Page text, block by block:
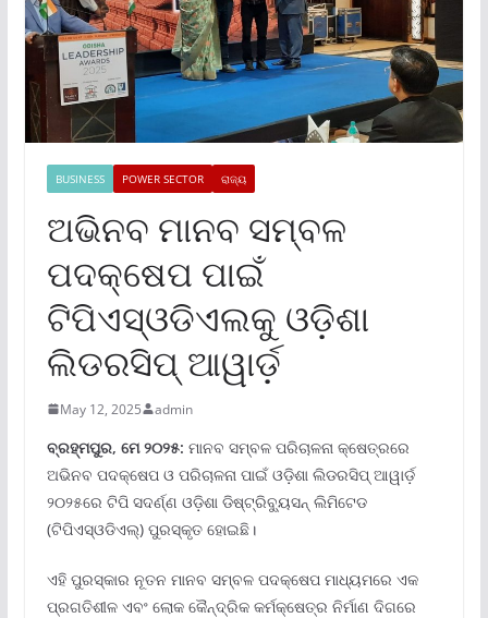
BUSINESS POWER SECTOR ରାଜ୍ୟ
ଅଭିନବ ମାନବ ସମ୍ବଳ
ପଦକ୍ଷେପ ପାଇଁ
ଟିପିଏସ୍ଓଡିଏଲକୁ ଓଡ଼ିଶା
ଲିଡରସିପ୍ ଆୱାର୍ଡ଼
May 12, 2025 admin
ବ୍ରହ୍ମପୁର, ମେ ୨୦୨୫: ମାନବ ସମ୍ବଳ ପରିଚାଳନା କ୍ଷେତ୍ରରେ
ଅଭିନବ ପଦକ୍ଷେପ ଓ ପରିଚାଳନା ପାଇଁ ଓଡ଼ିଶା ଲିଡରସିପ୍ ଆୱାର୍ଡ଼
୨୦୨୫ରେ ଟିପି ସଦର୍ଣ୍ଣ ଓଡ଼ିଶା ଡିଷ୍ଟ୍ରିବ୍ୟୁସନ୍ ଲିମିଟେଡ
(ଟିପିଏସ୍ଓଡିଏଲ୍) ପୁରସ୍କୃତ ହୋଇଛି।
ଏହି ପୁରସ୍କାର ନୂତନ ମାନବ ସମ୍ବଳ ପଦକ୍ଷେପ ମାଧ୍ୟମରେ ଏକ
ପ୍ରଗତିଶୀଳ ଏବଂ ଲୋକ କୈନ୍ଦ୍ରିକ କର୍ମକ୍ଷେତ୍ର ନିର୍ମାଣ ଦିଗରେ